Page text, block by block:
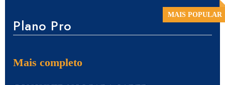
Plano Pro
Mais completo